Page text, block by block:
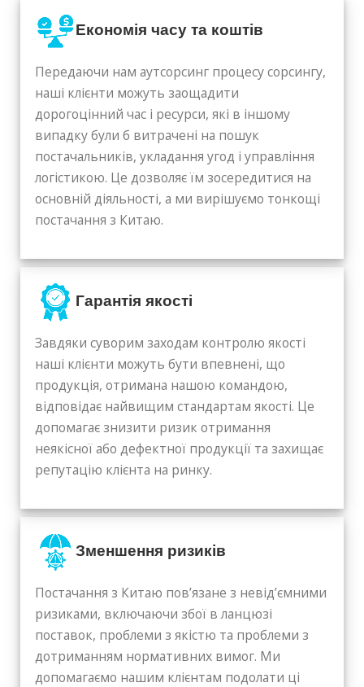
Економія часу та коштів
Передаючи нам аутсорсинг процесу сорсингу,
наші клієнти можуть заощадити
дорогоцінний час і ресурси, які в іншому
випадку були б витрачені на пошук
постачальників, укладання угод і управління
логістикою. Це дозволяє їм зосередитися на
основній діяльності, а ми вирішуємо тонкощі
постачання з Китаю.
Гарантія якості
Завдяки суворим заходам контролю якості
наші клієнти можуть бути впевнені, що
продукція, отримана нашою командою,
відповідає найвищим стандартам якості. Це
допомагає знизити ризик отримання
неякісної або дефектної продукції та захищає
репутацію клієнта на ринку.
Зменшення ризиків
Постачання з Китаю пов’язане з невід’ємними
ризиками, включаючи збої в ланцюзі
поставок, проблеми з якістю та проблеми з
дотриманням нормативних вимог. Ми
допомагаємо нашим клієнтам подолати ці